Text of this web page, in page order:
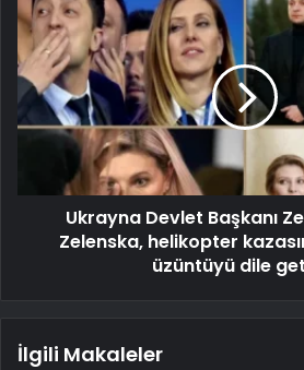
Ukrayna Devlet Başkanı
Zelenska, helikopter
üzüntüyü dile
İlgili Makaleler